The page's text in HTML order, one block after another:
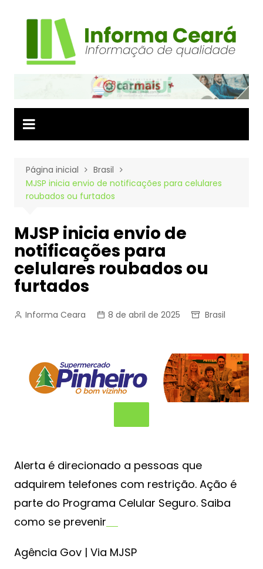
Página inicial
Brasil
MJSP inicia envio de notificações para celulares
roubados ou furtados
MJSP inicia envio de
notificações para
celulares roubados ou
furtados
Informa Ceara 8 de abril de 2025 Brasil
Alerta é direcionado a pessoas que
adquirem telefones com restrição. Ação é
parte do Programa Celular Seguro. Saiba
como se prevenir
Agência Gov | Via MJSP